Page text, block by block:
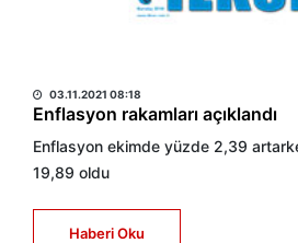
03.11.2021 08:18
Enflasyon rakamları açıklandı
Enflasyon ekimde yüzde 2,39
19,89 oldu
Haberi Oku